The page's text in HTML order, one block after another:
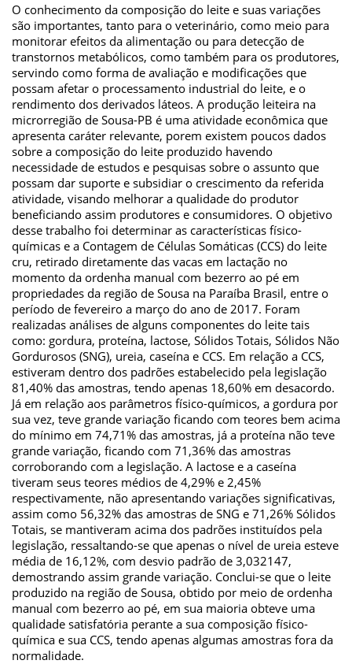
O conhecimento da composição do leite e suas variações
são importantes, tanto para o veterinário, como meio para
monitorar efeitos da alimentação ou para detecção de
transtornos metabólicos, como também para os produtores,
servindo como forma de avaliação e modificações que
possam afetar o processamento industrial do leite, e o
rendimento dos derivados láteos. A produção leiteira na
microrregião de Sousa-PB é uma atividade econômica que
apresenta caráter relevante, porem existem poucos dados
sobre a composição do leite produzido havendo
necessidade de estudos e pesquisas sobre o assunto que
possam dar suporte e subsidiar o crescimento da referida
atividade, visando melhorar a qualidade do produtor
beneficiando assim produtores e consumidores. O objetivo
desse trabalho foi determinar as características físico-
químicas e a Contagem de Células Somáticas (CCS) do leite
cru, retirado diretamente das vacas em lactação no
momento da ordenha manual com bezerro ao pé em
propriedades da região de Sousa na Paraíba Brasil, entre o
período de fevereiro a março do ano de 2017. Foram
realizadas análises de alguns componentes do leite tais
como: gordura, proteína, lactose, Sólidos Totais, Sólidos Não
Gordurosos (SNG), ureia, caseína e CCS. Em relação a CCS,
estiveram dentro dos padrões estabelecido pela legislação
81,40% das amostras, tendo apenas 18,60% em desacordo.
Já em relação aos parâmetros físico-químicos, a gordura por
sua vez, teve grande variação ficando com teores bem acima
do mínimo em 74,71% das amostras, já a proteína não teve
grande variação, ficando com 71,36% das amostras
corroborando com a legislação. A lactose e a caseína
tiveram seus teores médios de 4,29% e 2,45%
respectivamente, não apresentando variações significativas,
assim como 56,32% das amostras de SNG e 71,26% Sólidos
Totais, se mantiveram acima dos padrões instituídos pela
legislação, ressaltando-se que apenas o nível de ureia esteve
média de 16,12%, com desvio padrão de 3,032147,
demostrando assim grande variação. Conclui-se que o leite
produzido na região de Sousa, obtido por meio de ordenha
manual com bezerro ao pé, em sua maioria obteve uma
qualidade satisfatória perante a sua composição físico-
química e sua CCS, tendo apenas algumas amostras fora da
normalidade.